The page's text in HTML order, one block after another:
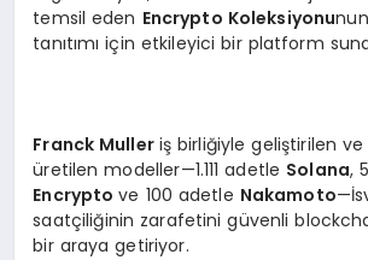
temsil eden Encrypto Koleksiyonu
tanıtımı için etkileyici bir platform
Franck Muller iş birliğiyle geliştirilen ve
üretilen modeller—1.111 adetle Solana,
Encryptove 100 adetle Nakamoto
saatçiliğinin zarafetini güvenli
bir araya getiriyor.